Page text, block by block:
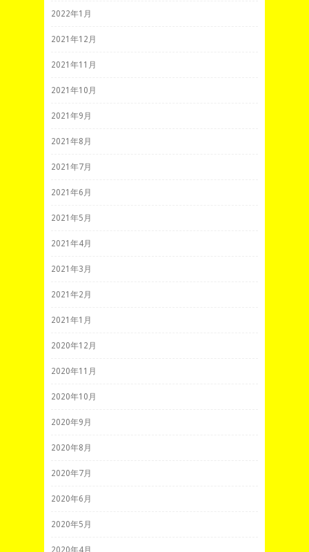
2022年1月
2021年12月
2021年11月
2021年10月
2021年9月
2021年8月
2021年7月
2021年6月
2021年5月
2021年4月
2021年3月
2021年2月
2021年1月
2020年12月
2020年11月
2020年10月
2020年9月
2020年8月
2020年7月
2020年6月
2020年5月